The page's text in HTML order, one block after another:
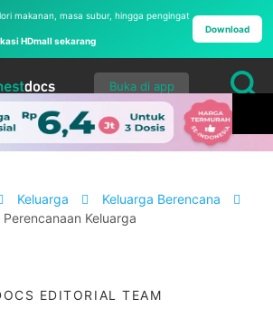
makanan, masa subur, hingga pengingat
HDmall sekarang
Download
Buka di app
Keluarga
Keluarga Berencana
Keluarga
EDITORIAL TEAM